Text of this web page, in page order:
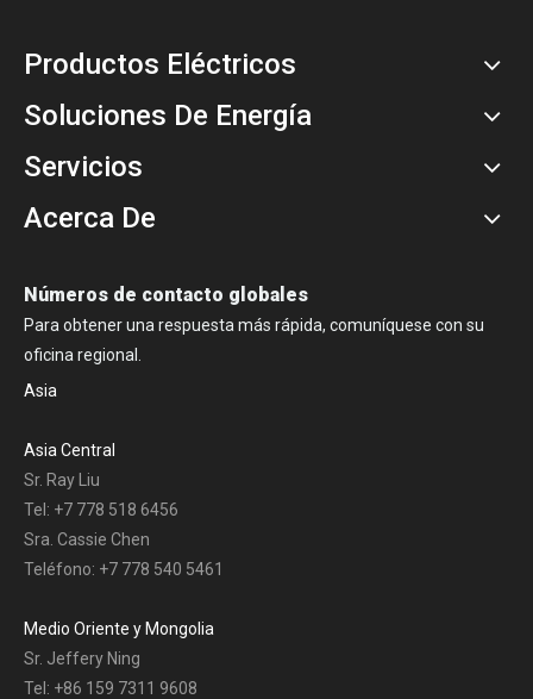
Productos Eléctricos
Soluciones De Energía
Servicios
Acerca De
Números de contacto globales
Para obtener una respuesta más rápida, comuníquese con su
oficina regional.
Asia
Asia Central
Sr. Ray Liu
Tel: +7 778 518 6456
Sra. Cassie Chen
Teléfono: +7 778 540 5461
Medio Oriente y Mongolia
Sr. Jeffery Ning
Tel: +86 159 7311 9608